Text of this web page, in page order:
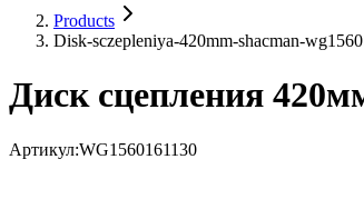
Products
Disk-sczepleniya-420mm-shacman-
Диск сцепления
Артикул:WG1560161130